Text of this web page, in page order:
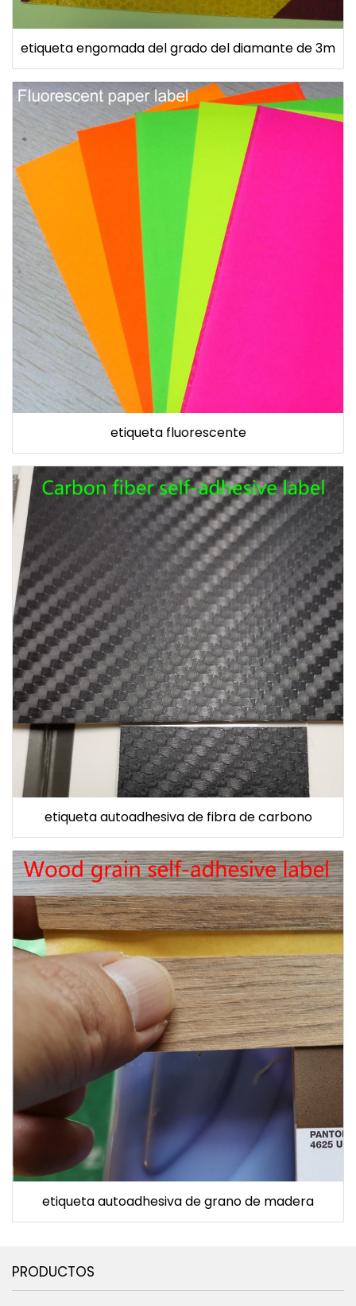
etiqueta engomada del grado del diamante de 3m
etiqueta fluorescente
etiqueta autoadhesiva de fibra de carbono
etiqueta autoadhesiva de grano de madera
PRODUCTOS